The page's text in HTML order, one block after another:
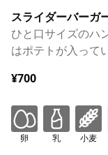
スライダーバーガ
ひと口サイズのハ
はポテトが入って
¥700
卵 乳 小麦